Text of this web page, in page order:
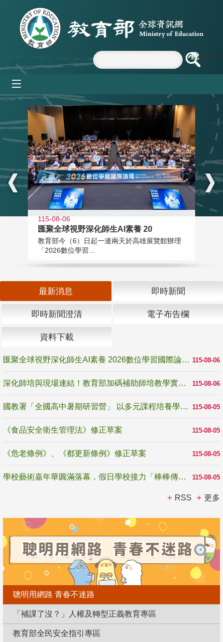
跳到主要內容區塊
:::
115-08-06
匯聚全球視野深化師生AI素養 20
教育部今（6）日起一連兩天於高雄展覽館辦理
「2026數位學習...
最新消息 即時新聞
即時新聞澄清 電子布告欄
資料下載
115-08-06
匯聚全球視野深化師生AI素養 2026數位學習國際論壇高雄登場
115-08-06
深化師培與現場連結！教育部加碼補助師培教學實踐研究 10月師培國際研討會交流教學實踐經驗
115-08-05
國教署「全國高中暑期研習營」 以多元課程培養學生瞭解誠信專業與倫理價值
115-08-05
《食品安全衛生管理法》修正草案
115-08-05
《危老條例》、《都更新條例》修正草案
115-08-05
學校藝術嘉年華圓滿落幕，假日學校接力「棒棒傳美感」
RSS 更多
聰明用網路 青春不迷路
「補課了沒？」人權及轉型正義教育專區
教育部全民安全指引專區